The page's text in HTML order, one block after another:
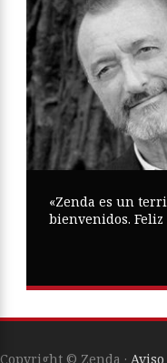
«Zenda es un
bienvenidos.
Copyright © Zenda ·